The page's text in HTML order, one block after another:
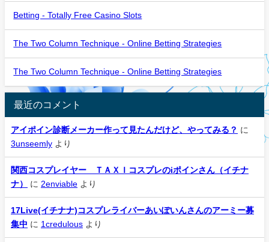
Betting - Totally Free Casino Slots
The Two Column Technique - Online Betting Strategies
The Two Column Technique - Online Betting Strategies
最近のコメント
アイポイン診断メーカー作って見たんだけど、やってみる？ に
3unseemly より
関西コスプレイヤー ＴＡＸＩコスプレのiポインさん（イチナ
ナ）
に 2enviable より
17Live(イチナナ)コスプレライバーあいぽいんさんのアーミー募
集中 に 1credulous より